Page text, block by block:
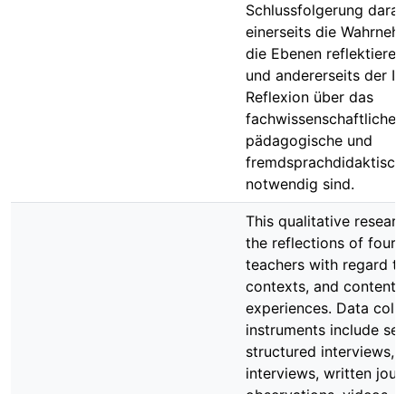
Schlussfolgerung
einerseits die
die Ebenen
und andererseits der
Reflexion über das
fachwissenschaftliche,
pädagogische und
notwendig sind.
This qualitative
the reflections of four
teachers with regard
contexts, and content
experiences. Data
instruments include
structured interviews,
interviews, written